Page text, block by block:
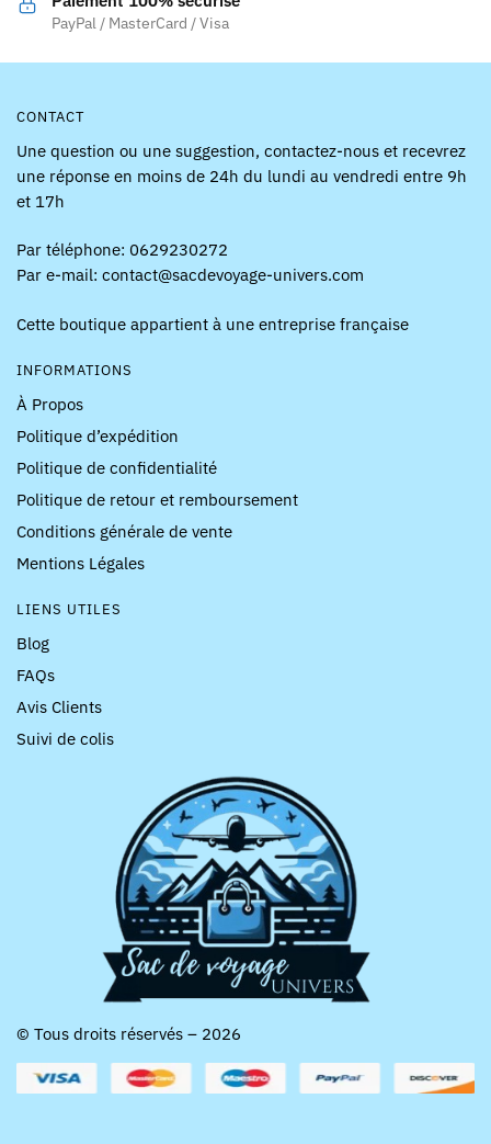
PayPal / MasterCard / Visa
CONTACT
Une question ou une suggestion, contactez-nous et recevrez
une réponse en moins de 24h du lundi au vendredi entre 9h
et 17h
Par téléphone: 0629230272
Par e-mail: contact@sacdevoyage-univers.com
Cette boutique appartient à une entreprise française
INFORMATIONS
À Propos
Politique d’expédition
Politique de confidentialité
Politique de retour et remboursement
Conditions générale de vente
Mentions Légales
LIENS UTILES
Blog
FAQs
Avis Clients
Suivi de colis
© Tous droits réservés – 2026